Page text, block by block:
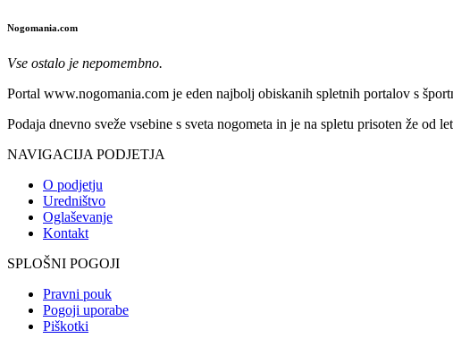
Nogomania.com
Vse ostalo je nepomembno.
Portal www.nogomania.com je eden najbolj obiskanih spletnih portalov s
Podaja dnevno sveže vsebine s sveta nogometa in je na spletu prisoten že od
NAVIGACIJA PODJETJA
O podjetju
Uredništvo
Oglaševanje
Kontakt
SPLOŠNI POGOJI
Pravni pouk
Pogoji uporabe
Piškotki